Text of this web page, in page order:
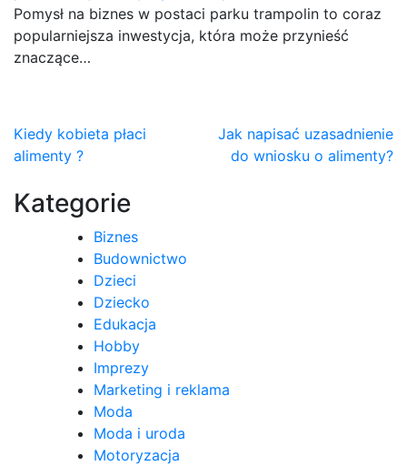
Pomysł na biznes w postaci parku trampolin to coraz
popularniejsza inwestycja, która może przynieść
znaczące…
Nawigacja
wpisu
Kiedy kobieta płaci
alimenty ?
Jak napisać uzasadnienie
do wniosku o alimenty?
Kategorie
Biznes
Budownictwo
Dzieci
Dziecko
Edukacja
Hobby
Imprezy
Marketing i reklama
Moda
Moda i uroda
Motoryzacja